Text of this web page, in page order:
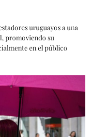
uruguayos a una
promoviendo su
en el público